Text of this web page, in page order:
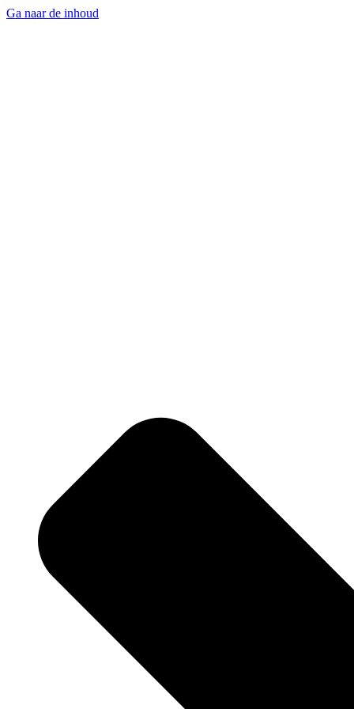
Ga naar de inhoud